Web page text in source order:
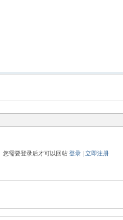
您需要登录后才可以回帖登录 |立即注册